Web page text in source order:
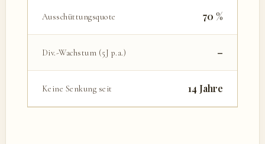
Ausschüttungsquote 70 %
Div.-Wachstum (5J p.a.) –
Keine Senkung seit 14 Jahre